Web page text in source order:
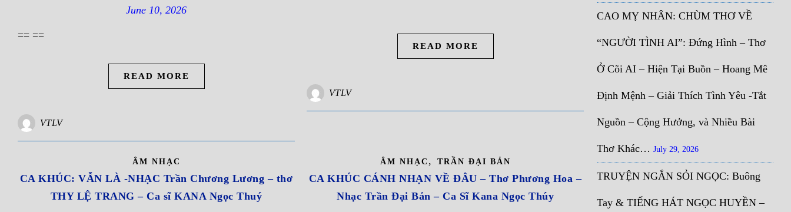
June 10, 2026
== ==
READ MORE
VTLV
READ MORE
VTLV
ÂM NHẠC
CA KHÚC: VẪN LÀ -NHẠC Trần Chương Lương – thơ
THY LỆ TRANG – Ca sĩ KANA Ngọc Thuý
ÂM NHẠC , TRẦN ĐẠI BẢN
CA KHÚC CÁNH NHẠN VỀ ĐÂU – Thơ Phương Hoa –
Nhạc Trần Đại Bản – Ca Sĩ Kana Ngọc Thúy
CAO MỴ NHÂN: CHÙM THƠ VỀ
“NGƯỜI TÌNH AI”: Đứng Hình – Thơ
Ở Cõi AI – Hiện Tại Buồn – Hoang Mê
Định Mệnh – Giải Thích Tình Yêu -Tắt
Nguồn – Cộng Hưởng, và Nhiều Bài
Thơ Khác… July 29, 2026
TRUYỆN NGẮN SỎI NGỌC: Buông
Tay & TIẾNG HÁT NGỌC HUYỀN –